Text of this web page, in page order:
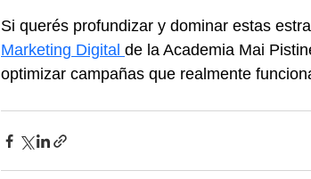
Si querés profundizar y dominar estas
Marketing Digital de la Academia Mai
optimizar campañas que realmente